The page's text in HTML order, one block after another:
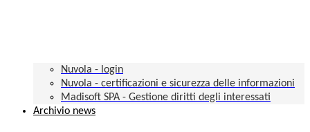
Nuvola - login
Nuvola - certificazioni e sicurezza delle informazioni
Madisoft SPA - Gestione diritti degli interessati
Archivio news